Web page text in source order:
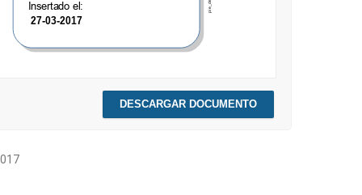
DESCARGAR DOCUMENTO